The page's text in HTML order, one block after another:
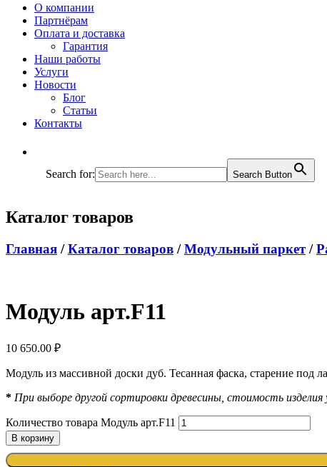
О компании
Партнёрам
Оплата и доставка
Гарантия
Наши работы
Услуги
Новости
Блог
Статьи
Контакты
Search for: Search Button
Каталог товаров
Главная /Каталог товаров /Модульный паркет/
Модуль арт.F11
10 650.00 ₽
Модуль из массивной доски дуб. Тесанная фаска, старение под
* При выборе другой сортировки древесины, стоимость
Количество товара Модуль арт.F11
В корзину